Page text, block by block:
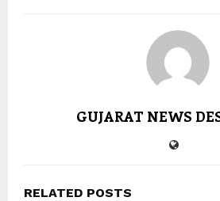
GUJARAT NEWS
RELATED POSTS